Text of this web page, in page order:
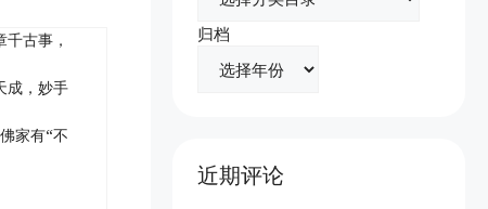
古事，
成，妙手
家有“不
归档
近期评论